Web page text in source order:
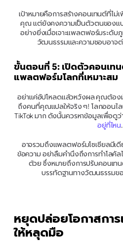
เป้าหมายคือการสร้างคอนเทนต์ที่ไม่
คุณ แต่ยังคงความเป็นตัวตนของ
อย่างยิ่งเมื่อเจาะแพลตฟอร์มระดับ
วัฒนธรรมและความชอบอาจ
ขั้นตอนที่ 5: เปิดตัวคอนเ
แพลตฟอร์มโลกที่เหมาะสม
อย่าแค่อัปโหลดแล้วหวังผล คุณต้อง
ถึงคนที่คุณแปลให้จริง ๆ! โลกออนไล
TikTok มาก ดังนั้นควรหาข้อมูลเพื่อดูว่
อยู่ที่ไหน.
อาจรวมถึงแพลตฟอร์มโซเชียลมีเ
ข้อความ อย่าลืมคำนึงถึงการทำโลคั
ด้วย ซึ่งหมายถึงการปรับคอนเทน
บรรทัดฐานทางวัฒนธรรม
หยุดปล่อยโอกาสการ
ให้หลุดมือ